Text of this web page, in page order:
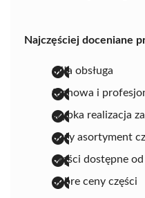
Najczęściej doceniane
miła obsługa
fachowa i
szybka realizacja
duży asortyment
części dostępne
dobre ceny części